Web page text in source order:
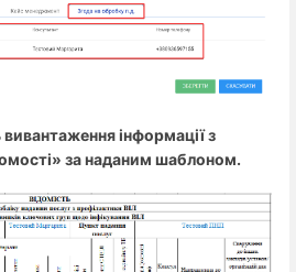
інформації з
за наданим шаблоном.